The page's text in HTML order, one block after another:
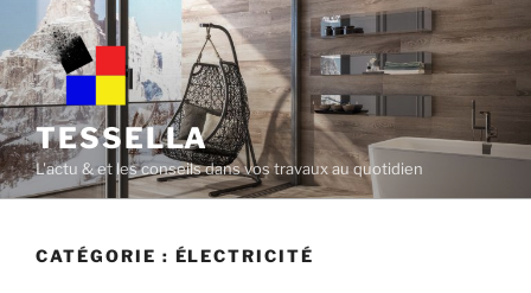
content
TESSELLA
L'actu & et les conseils dans vos travaux au quotidien
CATÉGORIE : ÉLECTRICITÉ